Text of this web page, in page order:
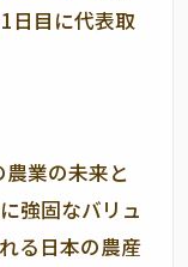
日目に代表取
業の未来と
強固なバリュ
る日本の農産